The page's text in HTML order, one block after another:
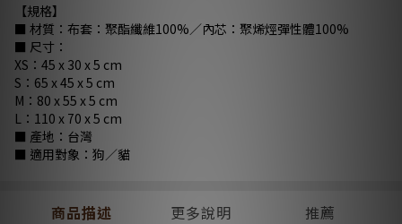
【規格】
■ 材質：布套：聚酯纖維100%／內芯：聚烯烴彈性體100%
■ 尺寸：
XS：45 x 30 x 5 cm
S：65 x 45 x 5 cm
M：80 x 55 x 5 cm
L：110 x 70 x 5 cm
■ 產地：台灣
■ 適用對象：狗／貓
商品描述 更多說明 推薦